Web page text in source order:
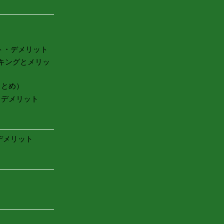
デメリット
ングとメリッ
め）
メリット
リット